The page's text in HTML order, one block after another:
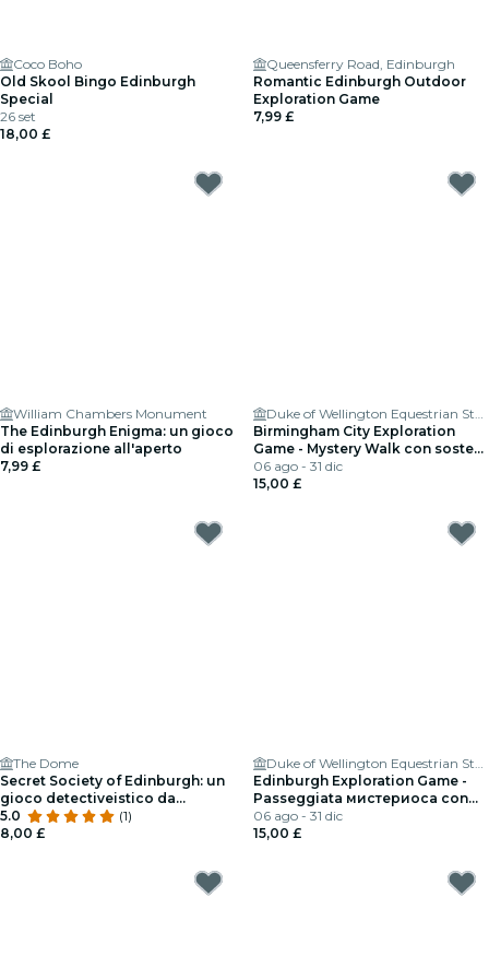
Coco Boho
Old Skool Bingo Edinburgh
Special
26 set
18,00 £
Queensferry Road, Edinburgh
Romantic Edinburgh Outdoor
Exploration Game
7,99 £
William Chambers Monument
The Edinburgh Enigma: un gioco
di esplorazione all'aperto
7,99 £
Duke of Wellington Equestrian Statue
Birmingham City Exploration
Game - Mystery Walk con soste
in pub/caffè
06 ago - 31 dic
15,00 £
The Dome
Secret Society of Edinburgh: un
gioco detectiveistico da
piccolezza a grandezza
5.0
(1)
8,00 £
Duke of Wellington Equestrian Statue
Edinburgh Exploration Game -
Passeggiata мистериоса con
soste in pub e caffè
06 ago - 31 dic
15,00 £